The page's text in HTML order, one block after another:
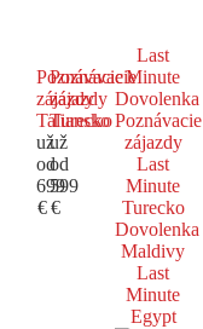
Poznávacie
zájazdy
Taliansko
už
od
699
€
Poznávacie
zájazdy
Turecko
už
od
599
€
Last
Minute
Dovolenka
Poznávacie
zájazdy
Last
Minute
Turecko
Dovolenka
Maldivy
Last
Minute
Egypt